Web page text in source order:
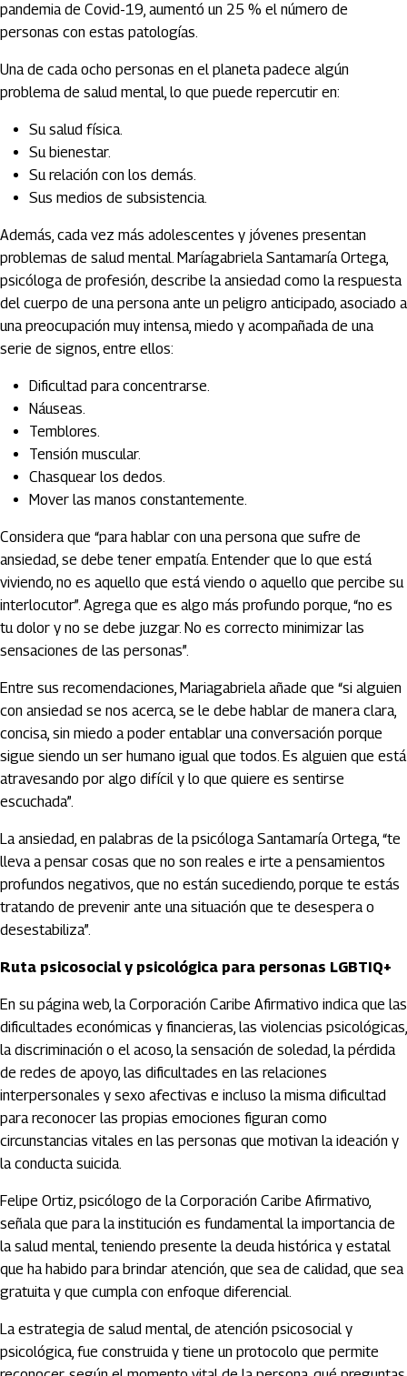
pandemia de Covid-19, aumentó un 25 % el número de
personas con estas patologías.
Una de cada ocho personas en el planeta padece algún
problema de salud mental, lo que puede repercutir en:
Su salud física.
Su bienestar.
Su relación con los demás.
Sus medios de subsistencia.
Además, cada vez más adolescentes y jóvenes presentan
problemas de salud mental. Maríagabriela Santamaría Ortega,
psicóloga de profesión, describe la ansiedad como la respuesta
del cuerpo de una persona ante un peligro anticipado, asociado a
una preocupación muy intensa, miedo y acompañada de una
serie de signos, entre ellos:
Dificultad para concentrarse.
Náuseas.
Temblores.
Tensión muscular.
Chasquear los dedos.
Mover las manos constantemente.
Considera que “para hablar con una persona que sufre de
ansiedad, se debe tener empatía. Entender que lo que está
viviendo, no es aquello que está viendo o aquello que percibe su
interlocutor”. Agrega que es algo más profundo porque, “no es
tu dolor y no se debe juzgar. No es correcto minimizar las
sensaciones de las personas”.
Entre sus recomendaciones, Mariagabriela añade que “si alguien
con ansiedad se nos acerca, se le debe hablar de manera clara,
concisa, sin miedo a poder entablar una conversación porque
sigue siendo un ser humano igual que todos. Es alguien que está
atravesando por algo difícil y lo que quiere es sentirse
escuchada”.
La ansiedad, en palabras de la psicóloga Santamaría Ortega, “te
lleva a pensar cosas que no son reales e irte a pensamientos
profundos negativos, que no están sucediendo, porque te estás
tratando de prevenir ante una situación que te desespera o
desestabiliza”.
Ruta psicosocial y psicológica para personas LGBTIQ+
En su página web, la Corporación Caribe Afirmativo indica que las
dificultades económicas y financieras, las violencias psicológicas,
la discriminación o el acoso, la sensación de soledad, la pérdida
de redes de apoyo, las dificultades en las relaciones
interpersonales y sexo afectivas e incluso la misma dificultad
para reconocer las propias emociones figuran como
circunstancias vitales en las personas que motivan la ideación y
la conducta suicida.
Felipe Ortiz, psicólogo de la Corporación Caribe Afirmativo,
señala que para la institución es fundamental la importancia de
la salud mental, teniendo presente la deuda histórica y estatal
que ha habido para brindar atención, que sea de calidad, que sea
gratuita y que cumpla con enfoque diferencial.
La estrategia de salud mental, de atención psicosocial y
psicológica, fue construida y tiene un protocolo que permite